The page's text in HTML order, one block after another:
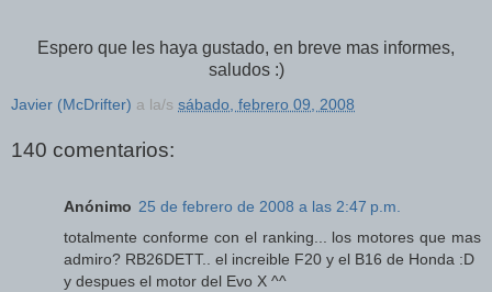
Espero que les haya gustado, en breve mas informes,
saludos :)
Javier (McDrifter) a la/s sábado, febrero 09, 2008
140 comentarios:
Anónimo 25 de febrero de 2008 a las 2:47 p.m.
totalmente conforme con el ranking... los motores que mas
admiro? RB26DETT.. el increible F20 y el B16 de Honda :D
y despues el motor del Evo X ^^